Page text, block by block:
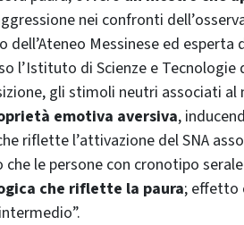
nei confronti
Messinese ed esperta
l’Istituto di Scienze e Tecnologie
gli stimoli neutri associati
emotiva aversiva,
riflette l’attivazione del SNA
le persone con cronotipo
che riflette la paura; effetto